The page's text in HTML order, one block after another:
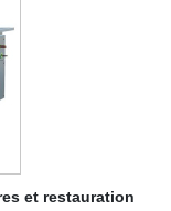
et restauration